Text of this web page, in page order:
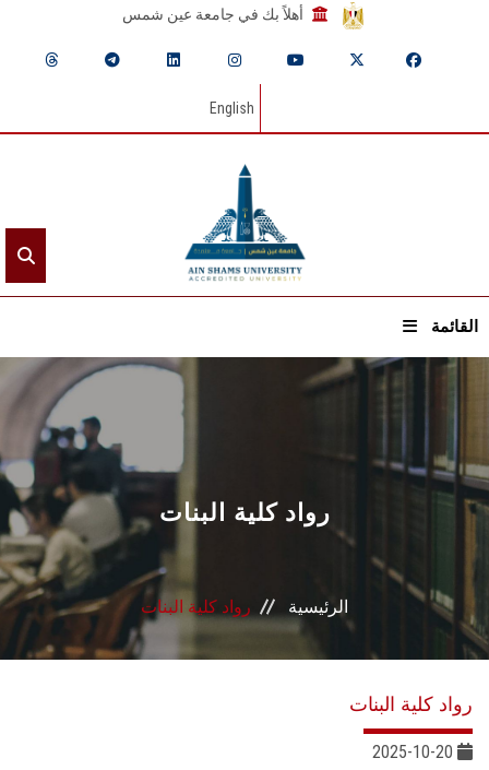
أهلاً بك في جامعة عين شمس
English
القائمة
الرئيسيـة
عن الجامعة
القطاعـات
الشئون الأكاديمية
البحث العلمي
رواد كلية البنات
الرئيسية رواد كلية البنات
رواد كلية البنات